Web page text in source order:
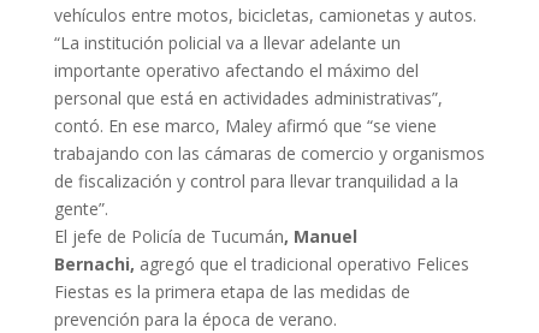
vehículos entre motos, bicicletas, camionetas y autos.
“La institución policial va a llevar adelante un
importante operativo afectando el máximo del
personal que está en actividades administrativas”,
contó. En ese marco, Maley afirmó que “se viene
trabajando con las cámaras de comercio y organismos
de fiscalización y control para llevar tranquilidad a la
gente”.
El jefe de Policía de Tucumán, Manuel
Bernachi, agregó que el tradicional operativo Felices
Fiestas es la primera etapa de las medidas de
prevención para la época de verano.